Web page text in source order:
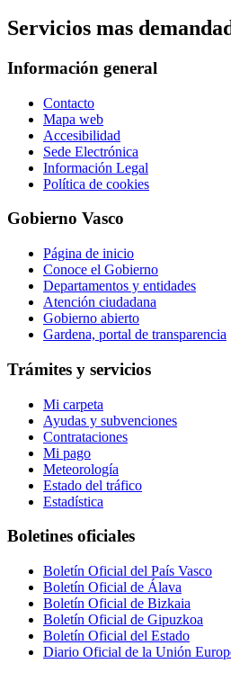
Servicios mas
Información general
Contacto
Mapa web
Accesibilidad
Sede Electrónica
Información Legal
Política de cookies
Gobierno Vasco
Página de inicio
Conoce el Gobierno
Departamentos y entidades
Atención ciudadana
Gobierno abierto
Gardena, portal de transparencia
Trámites y servicios
Mi carpeta
Ayudas y subvenciones
Contrataciones
Mi pago
Meteorología
Estado del tráfico
Estadística
Boletines oficiales
Boletín Oficial del País Vasco
Boletín Oficial de Álava
Boletín Oficial de Bizkaia
Boletín Oficial de Gipuzkoa
Boletín Oficial del Estado
Diario Oficial de la Unión